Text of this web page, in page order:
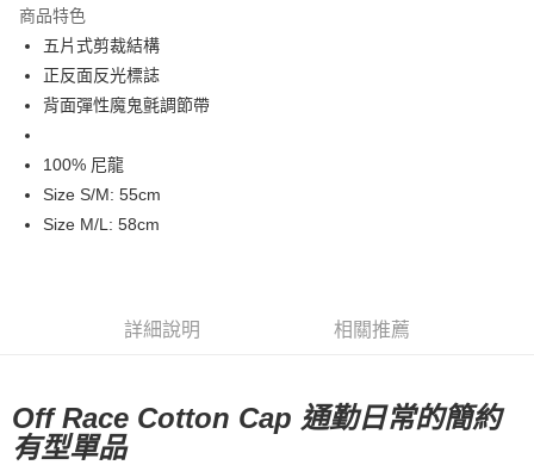
運送方式
全家店到店
每筆NT$80，滿NT$10,000(含以上)免運費
付款後全家取貨
每筆NT$80，滿NT$10,000(含以上)免運費
7-11店到店
每筆NT$80，滿NT$10,000(含以上)免運費
每筆NT$130，滿NT$10,000(含以上)免運費
商品特色
五片式剪裁結構
正反面反光標誌
背面彈性魔鬼氈調節帶
100% 尼龍
Size S/M: 55cm
Size M/L: 58cm
詳細說明 相關推薦
Off Race Cotton Cap 通勤日常的簡約
有型單品